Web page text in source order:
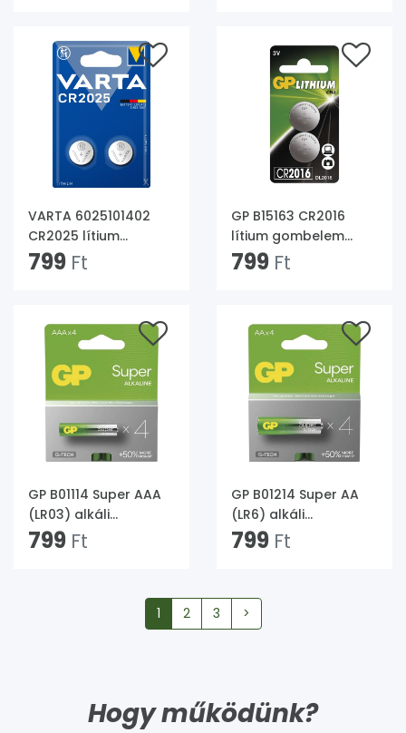
VARTA 6025101402
CR2025 lítium
gombelem
799 Ft
GP B15163 CR2016
lítium gombelem
2db/bliszter
799 Ft
GP B01114 Super AAA
(LR03) alkáli
mikroceruza elem
799 Ft
GP B01214 Super AA
(LR6) alkáli
ceruzaelem 4db
799 Ft
1 2 3 >
Hogy működünk?